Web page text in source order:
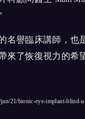
名譽臨床講師，也
來了恢復視力的希
21/bionic-eye-implant-blind-